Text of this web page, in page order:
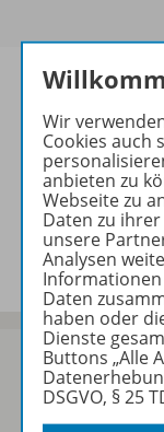
Lösungen
Sofort
Wir
Cookies auch
anbieten zu
Webseite zu
Daten zu
unsere
Analysen
Daten
haben oder
Dienste
Buttons „Alle
DSGVO, § 25